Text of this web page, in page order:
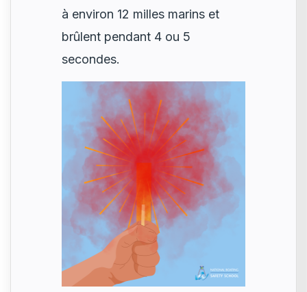
à environ 12 milles marins et
brûlent pendant 4 ou 5
secondes.